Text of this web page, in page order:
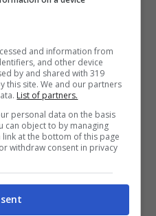
a pezzetti.
e aggiungiamoli alla
tonno ma non
tutto il contenuto
con gli altri ingredienti.
ed è un
ottimo
il tutto, così da
il sale e il pepe e
lavate e tritate.
di minuti prima di
pasta e senza cottura è
and information from
and other device
by and shared with 319
this site. We and our partners
List of partners.
personal data on the basis
can object to by managing
at the bottom of this page
withdraw consent in privacy